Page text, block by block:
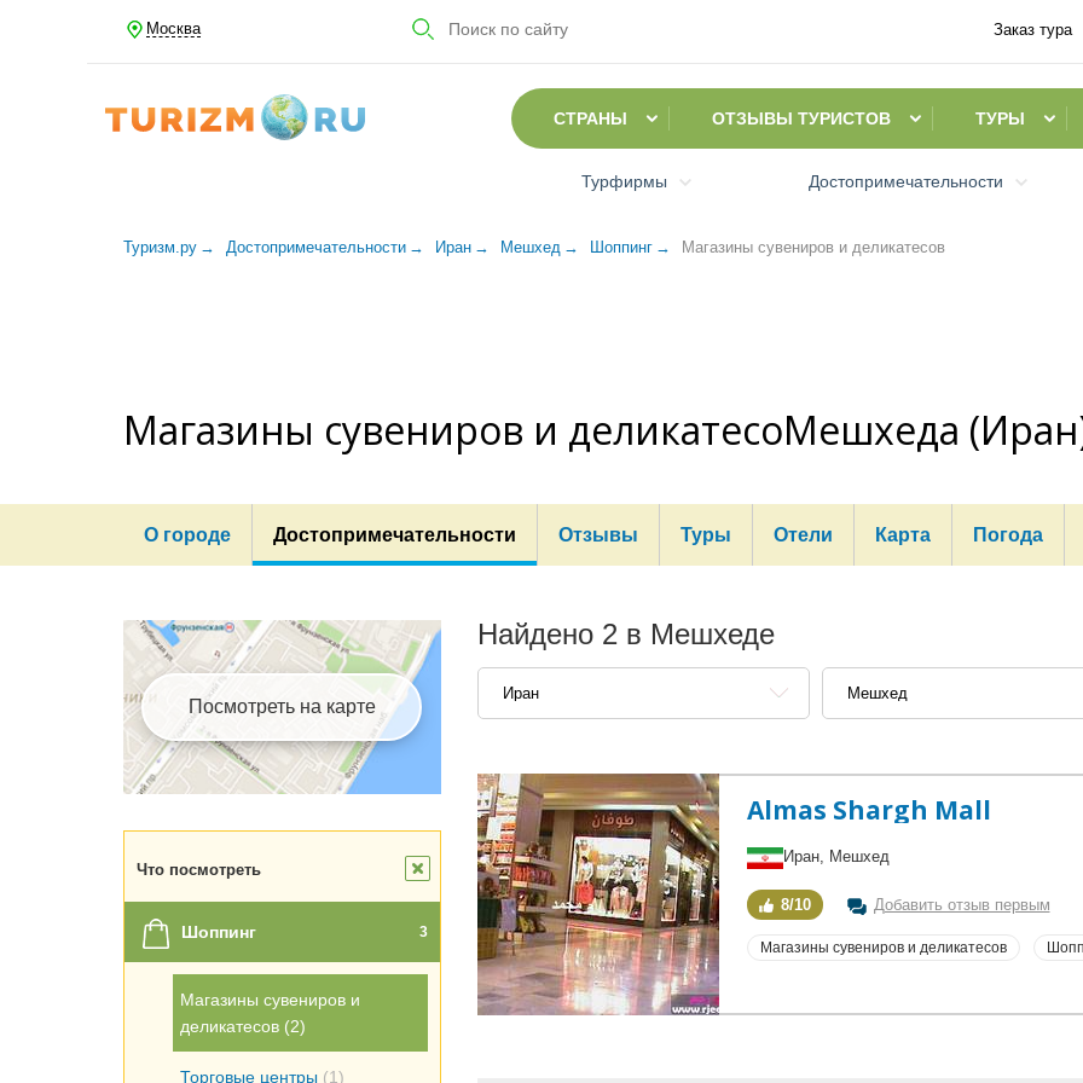
Москва Заказ тура
СТРАНЫ ОТЗЫВЫ ТУРИСТОВ ТУРЫ
Турфирмы Достопримечательности
Туризм.ру Достопримечательности Иран Мешхед Шоппинг Магазины сувениров и деликатесов
Магазины сувениров и деликатесоМешхеда
О городе Достопримечательности Отзывы Туры Отели Карта Погода
Посмотреть на карте
Что посмотреть
Шоппинг 3
Магазины сувениров и
деликатесов (2)
Торговые центры (1)
Найдено 2 в Мешхеде
Иран Мешхед
Almas Shargh Mall
Иран, Мешхед
8/10 Добавить отзыв первым
Магазины сувениров и деликатесов